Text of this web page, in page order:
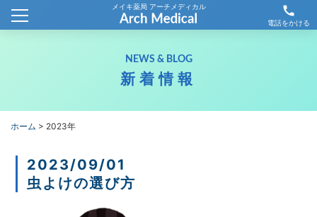
メイキ薬局 アーチメディカル call
電話をかける
ホーム
新着情報
NEWS & BLOG
新着情報
ホーム > 2023年
2023/09/01
虫よけの選び方